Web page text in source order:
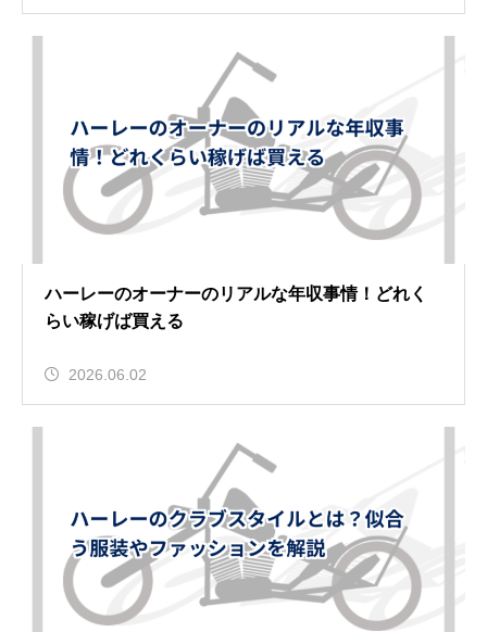
ハーレーのオーナーのリアルな年収事情！どれく
らい稼げば買える
2026.06.02